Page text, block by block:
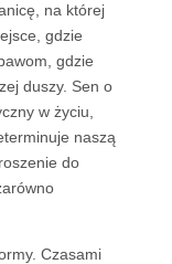
na której
gdzie
gdzie
duszy. Sen o
w życiu,
naszą
do
Czasami